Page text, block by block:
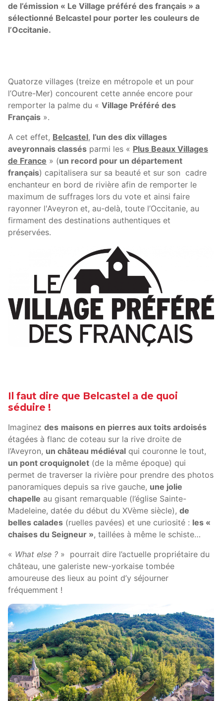
de l’émission « Le Village préféré des français » a
sélectionné Belcastel pour porter les couleurs de
l’Occitanie.
Quatorze villages (treize en métropole et un pour
l’Outre-Mer) concourent cette année encore pour
remporter la palme du « Village Préféré des
Français ».
A cet effet, Belcastel, l’un des dix villages
aveyronnais classés parmi les « Plus Beaux Villages
de France » (un record pour un département
français) capitalisera sur sa beauté et sur son cadre
enchanteur en bord de rivière afin de remporter le
maximum de suffrages lors du vote et ainsi faire
rayonner l'Aveyron et, au-delà, toute l’Occitanie, au
firmament des destinations authentiques et
préservées.
Il faut dire que Belcastel a de quoi
séduire !
Imaginez des maisons en pierres aux toits ardoisés
étagées à flanc de coteau sur la rive droite de
l’Aveyron, un château médiéval qui couronne le tout,
un pont croquignolet (de la même époque) qui
permet de traverser la rivière pour prendre des photos
panoramiques depuis sa rive gauche, une jolie
chapelle au gisant remarquable (l’église Sainte-
Madeleine, datée du début du XVème siècle), de
belles calades (ruelles pavées) et une curiosité : les «
chaises du Seigneur », taillées à même le schiste…
« What else ? » pourrait dire l’actuelle propriétaire du
château, une galeriste new-yorkaise tombée
amoureuse des lieux au point d’y séjourner
fréquemment !